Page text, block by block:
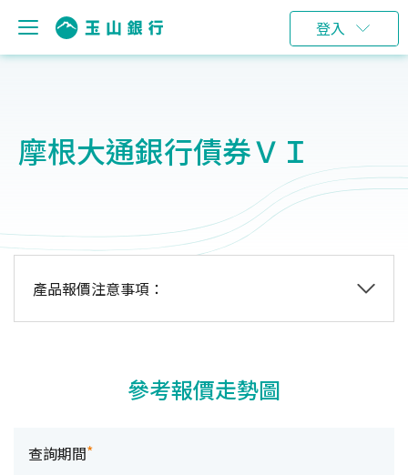
登入
摩根大通銀行債券ＶＩ
產品報價注意事項：
參考報價走勢圖
查詢期間*